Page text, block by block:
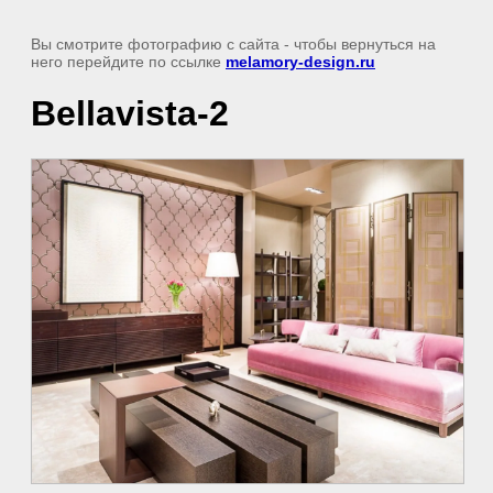
Вы смотрите фотографию с сайта - чтобы вернуться на
него перейдите по ссылке melamory-design.ru
Bellavista-2